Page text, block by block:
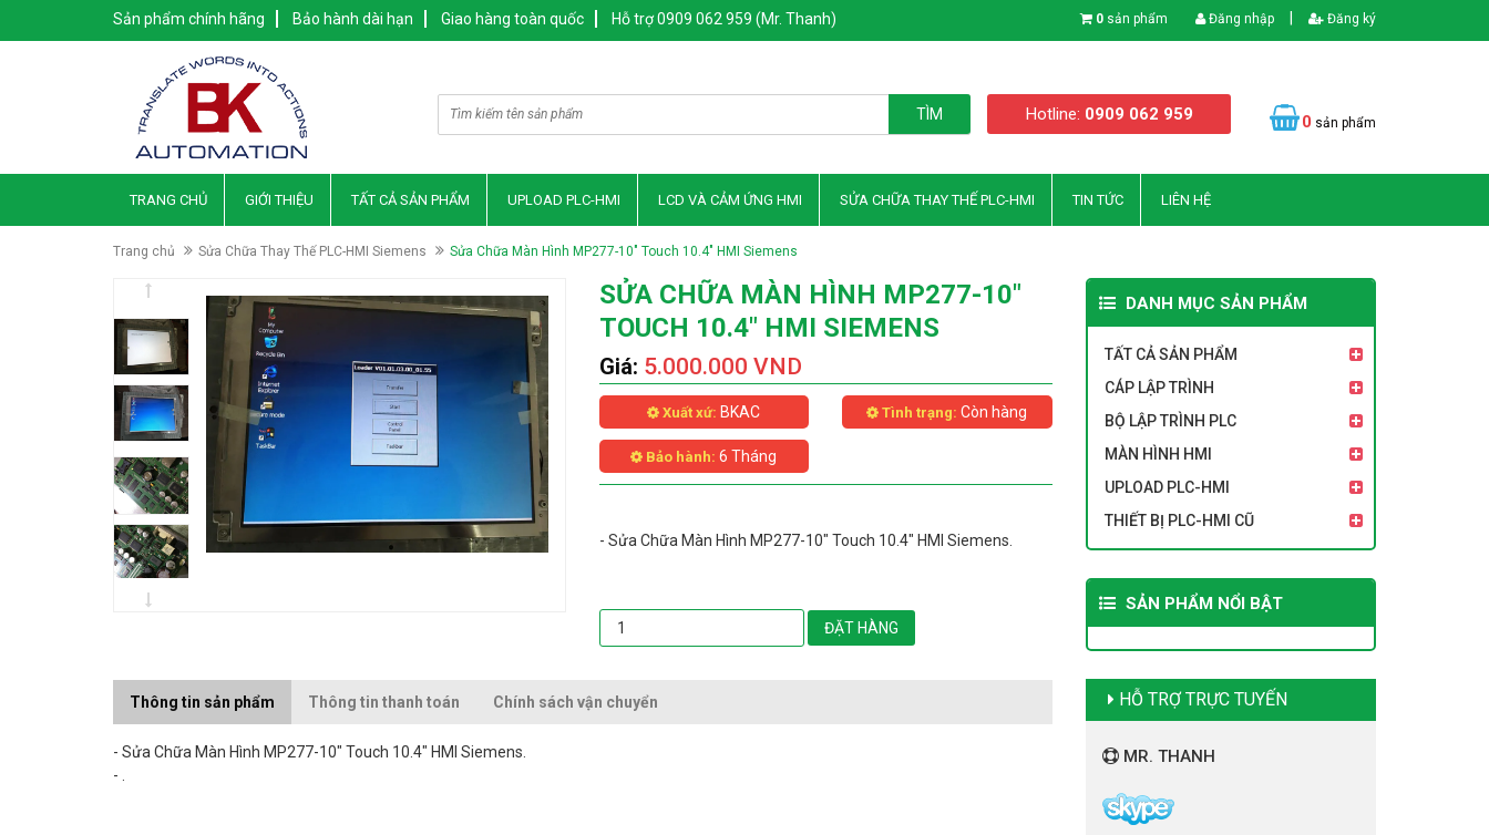
Sản phẩm chính hãng Bảo hành dài hạn Giao hàng toàn quốc Hỗ trợ 0909 062 959 (Mr. Thanh) 0 sản phẩm Đăng nhập Đăng ký
TÌM Hotline: 0909 062 959 0 sản phẩm
TRANG CHỦ GIỚI THIỆU TẤT CẢ SẢN PHẨM UPLOAD PLC-HMI LCD VÀ CẢM ỨNG HMI SỬA CHỮA THAY THẾ PLC-HMI TIN TỨC LIÊN HỆ
Trang chủ Sửa Chữa Thay Thế PLC-HMI Siemens Sửa Chữa Màn Hình MP277-10" Touch 10.4" HMI Siemens
SỬA CHỮA MÀN HÌNH MP277-10"
TOUCH 10.4" HMI SIEMENS
Giá: 5.000.000 VND
Xuất xứ: BKAC Tình trạng: Còn hàng
Bảo hành: 6 Tháng
- Sửa Chữa Màn Hình MP277-10" Touch 10.4" HMI Siemens.
ĐẶT HÀNG
Thông tin sản phẩm Thông tin thanh toán Chính sách vận chuyển
- Sửa Chữa Màn Hình MP277-10" Touch 10.4" HMI Siemens.
- .
DANH MỤC SẢN PHẨM
TẤT CẢ SẢN PHẨM
CÁP LẬP TRÌNH
BỘ LẬP TRÌNH PLC
MÀN HÌNH HMI
UPLOAD PLC-HMI
THIẾT BỊ PLC-HMI CŨ
SẢN PHẨM NỔI BẬT
HỖ TRỢ TRỰC TUYẾN
MR. THANH